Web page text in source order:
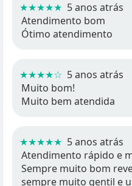
★★★★★ 5 anos atrás
Atendimento bom
Ótimo atendimento
★★★★☆ 5 anos atrás
Muito bom!
Muito bem atendida
★★★★★ 5 anos atrás
Atendimento rápido e
Sempre muito bom
sempre muito gentil e